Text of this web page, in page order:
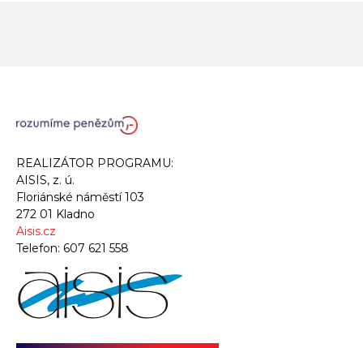
REALIZÁTOR PROGRAMU:
AISIS, z. ú.
Floriánské náměstí 103
272 01 Kladno
Aisis.cz
Telefon: 607 621 558